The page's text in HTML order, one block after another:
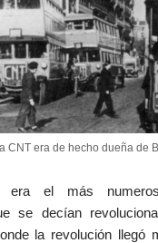
CNT era de hecho dueña de
era el más
se decían
la revolución llegó